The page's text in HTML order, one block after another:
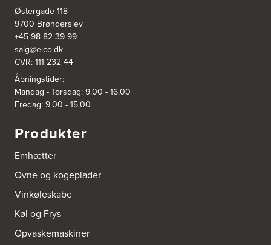
Rødovre Centrum 90
2610 Rødovre
https://www.power.dk/butik/power-roedovre/s-3831/
3832: Power Slagelse
Japanvej 8
4200 Slagelse
Tel.:70338080
https://www.power.dk/butik/power-slagelse/s-3832/
3836: Power Frederikshavn
Grønlandsvej 22
9900 Frederikshavn
https://www.power.dk/butik/power-frederikshavn/s-3836/
3841: Power Haderslev
Nordhavnsvej 2
6100 Haderslev
https://www.power.dk/butik/power-haderslev/s-3841/
Østergade 118
9700 Brønderslev
+45 98 82 39 99
salg@eico.dk
CVR: 111 232 44
Åbningstider:
Mandag - Torsdag: 9.00 - 16.00
Fredag: 9.00 - 15.00
Produkter
Emhætter
Ovne og kogeplader
Vinkøleskabe
Køl og Frys
Opvaskemaskiner